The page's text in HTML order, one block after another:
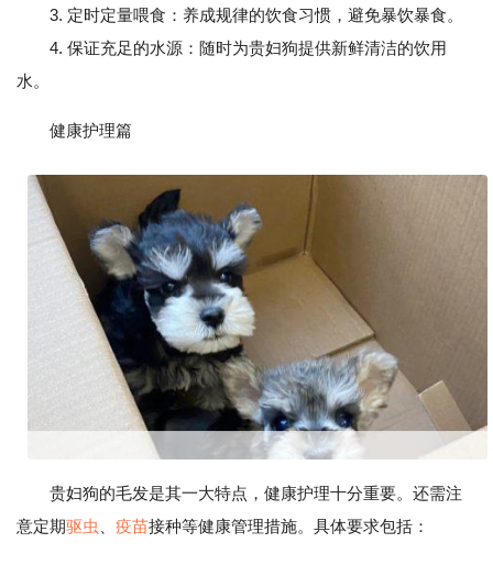
3. 定时定量喂食：养成规律的饮食习惯，避免暴饮暴食。
4. 保证充足的水源：随时为贵妇狗提供新鲜清洁的饮用
水。
健康护理篇
贵妇狗的毛发是其一大特点，健康护理十分重要。还需注
意定期驱虫 疫苗接种等健康管理措施。具体要求包括：